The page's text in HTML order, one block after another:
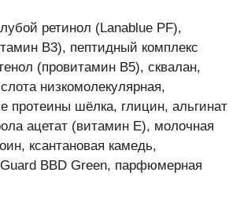
ретинол (Lanablue PF),
В3), пептидный комплекс
(провитамин В5), сквалан,
низкомолекулярная,
протеины шёлка, глицин, альгинат
ацетат (витамин Е), молочная
ксантановая камедь,
BBD Green, парфюмерная